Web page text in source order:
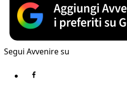
Segui Avvenire su